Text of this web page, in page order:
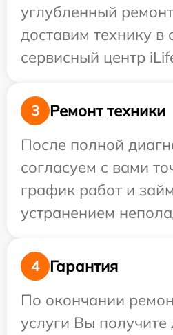
углубленный
доставим технику в
сервисный центр
3
Ремонт техники
После полной
согласуем с вами
график работ и
устранением
4
Гарантия
По окончании
услуги Вы получите